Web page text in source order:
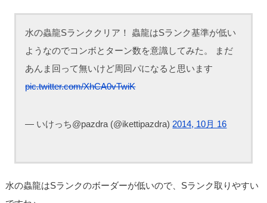
水の蟲龍Sランククリア！ 蟲龍はSランク基準が低い
ようなのでコンボとターン数を意識してみた。 まだ
あんま回って無いけど周回パになると思います
pic.twitter.com/XhCA0vTwiK
— いけっち@pazdra (@ikettipazdra) 2014, 10月 16
水の蟲龍はSランクのボーダーが低いので、Sランク取りやすい